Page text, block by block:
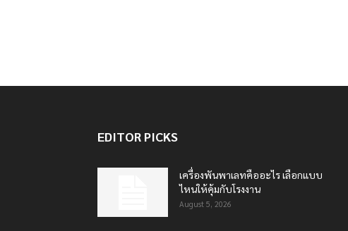
EDITOR PICKS
เครื่องพันพาเลทคืออะไร เลือกแบบ
ไหนให้คุ้มกับโรงงาน
August 5, 2026